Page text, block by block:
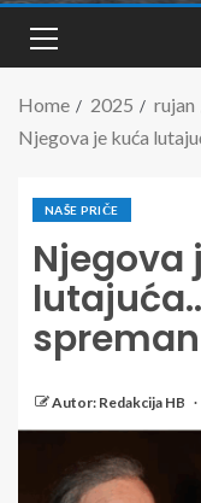
Home 2025 rujan
Njegova je kuća
NAŠE PRIČE
Njegova
Autor: Redakcija HB